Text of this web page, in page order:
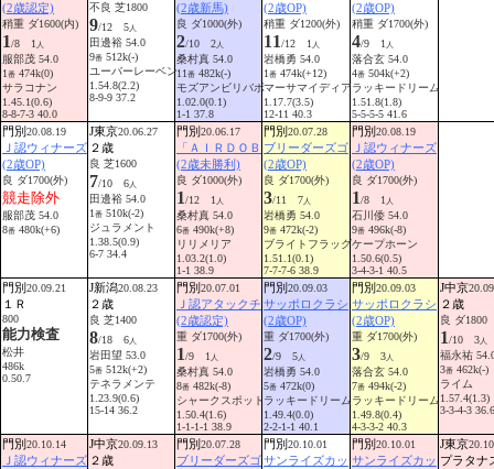
(2歳認定)
稍重 ダ1600(内)
1/8 1 人
服部茂 54.0
1 番 474k(0)
サラコナン
1.45.1(0.6)
8-8-7-3 40.0
不良 芝1800
9/12 5人
田邊裕 54.0
9番 512k(-)
ユーバーレーベン
1.54.8(2.2)
8-9-9 37.2
(2歳新馬)
良 ダ1000(外)
2/10 2人
桑村真 54.0
11 番 482k(-)
モズアンビリバボ
1.02.0(0.1)
1-1 37.8
(2歳OP)
稍重 ダ1200(外)
11/12 1 人
岩橋勇 54.0
1 番 474k(+12)
マーサマイディア
1.17.7(3.5)
12-11 40.3
(2歳OP)
稍重 ダ1700(外)
4/9 1 人
落合玄 54.0
4番 504k(+2)
ラッキードリーム
1.51.8(1.8)
5-5-5-5 41.6
門別20.08.19
Ｊ認ウィナーズ
(2歳OP)
良 ダ1700(外)
競走除外
服部茂 54.0
8番 480k(+6)
J東京20.06.27
２歳
良 芝1600
7/10 6人
田邊裕 54.0
1 番 510k(-2)
ジュラメント
1.38.5(0.9)
6-7 34.4
門別20.06.17
「ＡＩＲＤＯＢ
(2歳未勝利)
良 ダ1000(外)
1/12 1 人
桑村真 54.0
6番 490k(+8)
リリメリア
1.03.2(1.0)
1-1 38.9
門別20.07.28
ブリーダーズゴ
(2歳OP)
良 ダ1700(外)
3/11 7人
岩橋勇 54.0
9番 472k(-2)
ブライトフラッグ
1.51.1(0.1)
7-7-7-6 38.9
門別20.08.19
Ｊ認ウィナーズ
(2歳OP)
良 ダ1700(外)
1/8 1 人
石川倭 54.0
9番 496k(-8)
ケープホーン
1.50.6(0.5)
3-4-3-1 40.5
門別20.09.21
１Ｒ
800
能力検査
松井
486k
0.50.7
J新潟20.08.23
２歳
良 芝1400
8/18 6人
岩田望 53.0
5番 512k(+2)
テネラメンテ
1.23.9(0.6)
15-14 36.2
門別20.07.01
Ｊ認アタックチ
(2歳認定)
重 ダ1700(外)
1/9 1 人
桑村真 54.0
8番 482k(-8)
シャークスポット
1.50.4(1.6)
1-1-1-1 38.9
門別20.09.03
サッポロクラシ
(2歳OP)
重 ダ1700(外)
2/9 5人
岩橋勇 54.0
5番 472k(0)
ラッキードリーム
1.49.4(0.0)
2-2-1-1 40.1
門別20.09.03
サッポロクラシ
(2歳OP)
重 ダ1700(外)
3/9 3人
落合玄 54.0
7番 494k(-2)
ラッキードリーム
1.49.8(0.4)
4-3-3-2 40.3
J中京
２歳
良 ダ1800
1/10 3人
福永祐
3番 462k(-)
ライム
1.57.4(1.3)
3-3-4-3 36.6
門別20.10.14
Ｊ認ウィナーズ
J中京20.09.13
２歳
門別20.07.28
ブリーダーズゴ
門別20.10.01
サンライズカッ
門別20.10.01
サンライズカッ
J東京
プラタナ